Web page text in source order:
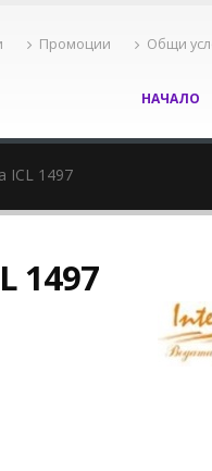
Промоции Общи
НАЧАЛО
ICL 1497
1497